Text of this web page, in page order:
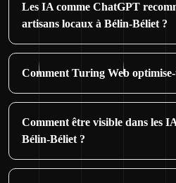
Les IA comme ChatGPT
artisans locaux à Bélin-Béliet ?
Comment Turing Web
Comment être visible dans les
Bélin-Béliet ?